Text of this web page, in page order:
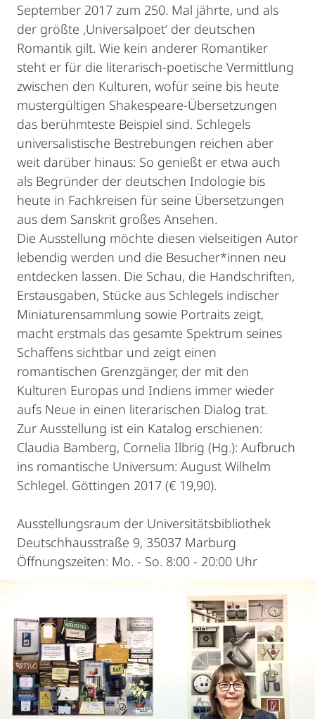
September 2017 zum 250. Mal jährte, und als
der größte ‚Universalpoet‘ der deutschen
Romantik gilt. Wie kein anderer Romantiker
steht er für die literarisch-poetische Vermittlung
zwischen den Kulturen, wofür seine bis heute
mustergültigen Shakespeare-Übersetzungen
das berühmteste Beispiel sind. Schlegels
universalistische Bestrebungen reichen aber
weit darüber hinaus: So genießt er etwa auch
als Begründer der deutschen Indologie bis
heute in Fachkreisen für seine Übersetzungen
aus dem Sanskrit großes Ansehen.
Die Ausstellung möchte diesen vielseitigen Autor
lebendig werden und die Besucher*innen neu
entdecken lassen. Die Schau, die Handschriften,
Erstausgaben, Stücke aus Schlegels indischer
Miniaturensammlung sowie Portraits zeigt,
macht erstmals das gesamte Spektrum seines
Schaffens sichtbar und zeigt einen
romantischen Grenzgänger, der mit den
Kulturen Europas und Indiens immer wieder
aufs Neue in einen literarischen Dialog trat.
Zur Ausstellung ist ein Katalog erschienen:
Claudia Bamberg, Cornelia Ilbrig (Hg.): Aufbruch
ins romantische Universum: August Wilhelm
Schlegel. Göttingen 2017 (€ 19,90).
Ausstellungsraum der Universitätsbibliothek
Deutschhausstraße 9, 35037 Marburg
Öffnungszeiten: Mo. - So. 8:00 - 20:00 Uhr